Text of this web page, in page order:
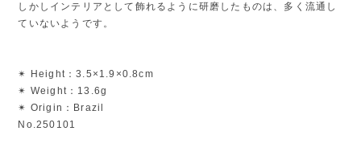
しかしインテリアとして飾れるように研磨したものは、多く流通し
ていないようです。
✴︎ Height：3.5×1.9×0.8cm
✴︎ Weight：13.6g
✴︎ Origin：Brazil
No.250101